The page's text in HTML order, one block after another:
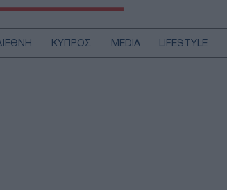
ΚΥΠΡΟΣ MEDIA LIFESTYLE